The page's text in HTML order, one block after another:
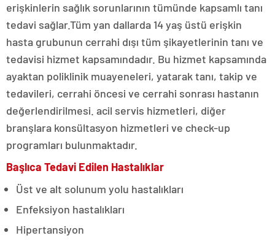
erişkinlerin sağlık sorunlarının tümünde kapsamlı tanı
tedavi sağlar.Tüm yan dallarda 14 yaş üstü erişkin
hasta grubunun cerrahi dışı tüm şikayetlerinin tanı ve
tedavisi hizmet kapsamındadır. Bu hizmet kapsamında
ayaktan poliklinik muayeneleri, yatarak tanı, takip ve
tedavileri, cerrahi öncesi ve cerrahi sonrası hastanın
değerlendirilmesi. acil servis hizmetleri, diğer
branşlara konsültasyon hizmetleri ve check-up
programları bulunmaktadır.
Başlıca Tedavi Edilen Hastalıklar
Üst ve alt solunum yolu hastalıkları
Enfeksiyon hastalıkları
Hipertansiyon